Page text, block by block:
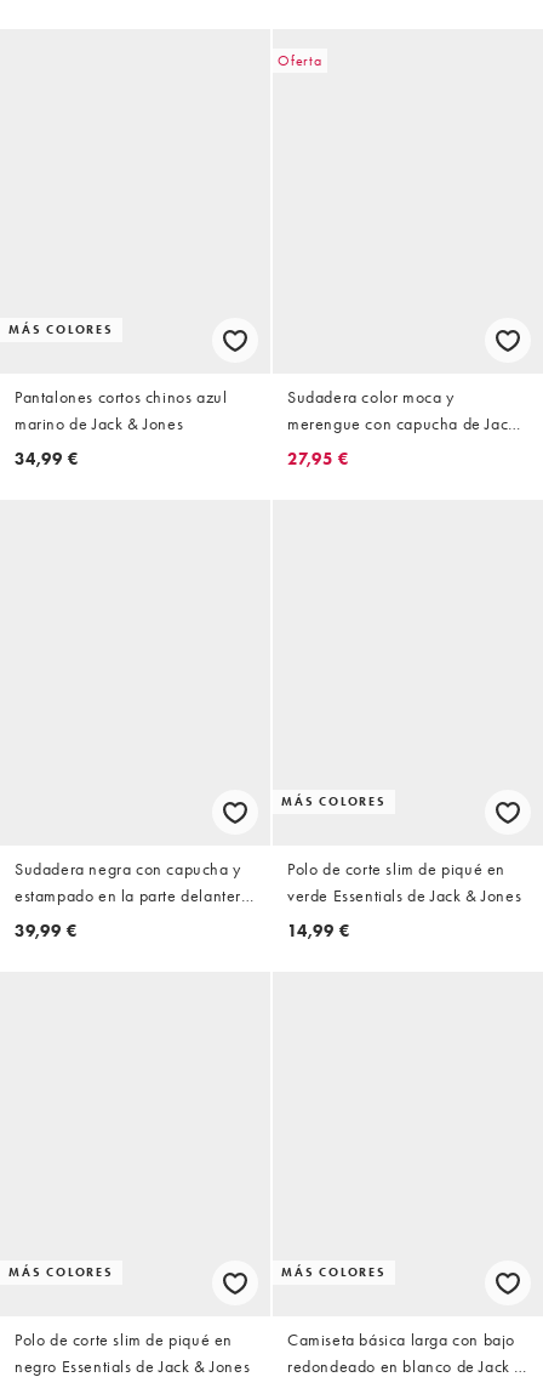
MÁS COLORES
Pantalones cortos chinos azul
marino de Jack & Jones
34,99 €
Oferta
Sudadera color moca y
merengue con capucha de Jack
& Jones
27,95 €
Sudadera negra con capucha y
estampado en la parte delantera
de Jack & Jones
39,99 €
MÁS COLORES
Polo de corte slim de piqué en
verde Essentials de Jack & Jones
14,99 €
MÁS COLORES
Polo de corte slim de piqué en
negro Essentials de Jack & Jones
MÁS COLORES
Camiseta básica larga con bajo
redondeado en blanco de Jack &